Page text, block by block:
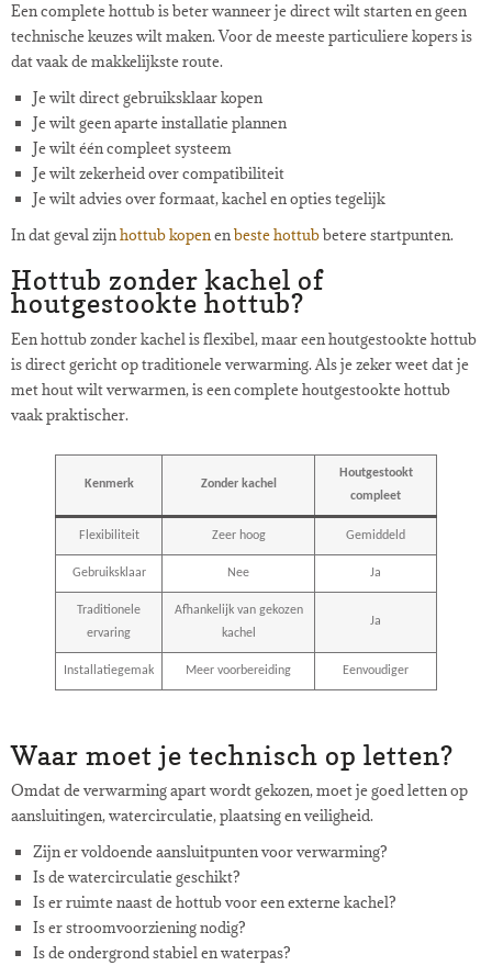
Een complete hottub is beter wanneer je direct wilt starten en geen
technische keuzes wilt maken. Voor de meeste particuliere kopers is
dat vaak de makkelijkste route.
Je wilt direct gebruiksklaar kopen
Je wilt geen aparte installatie plannen
Je wilt één compleet systeem
Je wilt zekerheid over compatibiliteit
Je wilt advies over formaat, kachel en opties tegelijk
In dat geval zijnhottub kopenenbeste hottubbetere startpunten.
Hottub zonder kachel of
houtgestookte hottub?
Een hottub zonder kachel is flexibel, maar een houtgestookte hottub
is direct gericht op traditionele verwarming. Als je zeker weet dat je
met hout wilt verwarmen, is een complete houtgestookte hottub
vaak praktischer.
Kenmerk Zonder kachel
Houtgestookt
compleet
Flexibiliteit Zeer hoog Gemiddeld
Gebruiksklaar Nee Ja
Traditionele
ervaring
Afhankelijk van gekozen
kachel
Ja
Installatiegemak Meer voorbereiding Eenvoudiger
Waar moet je technisch op letten?
Omdat de verwarming apart wordt gekozen, moet je goed letten op
aansluitingen, watercirculatie, plaatsing en veiligheid.
Zijn er voldoende aansluitpunten voor verwarming?
Is de watercirculatie geschikt?
Is er ruimte naast de hottub voor een externe kachel?
Is er stroomvoorziening nodig?
Is de ondergrond stabiel en waterpas?